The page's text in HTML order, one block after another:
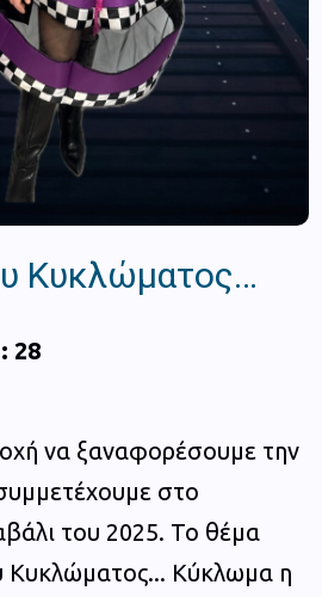
Κυκλώματος…
28
να ξαναφορέσουμε την
στο
του 2025. Το θέμα
Κυκλώματος... Κύκλωμα η